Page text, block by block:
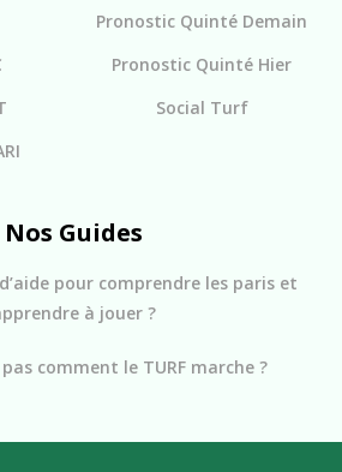
Pronostic Quinté Demain
Pronostic Quinté Hier
Social Turf
Nos Guides
pour comprendre les paris et
à jouer ?
comment le TURF marche ?